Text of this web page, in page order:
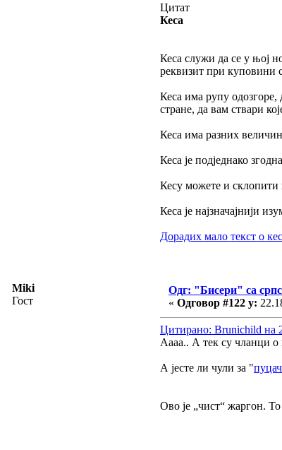
Цитат
Кеса
Кеса служи да се у њој
реквизит при куповини
Кеса има рупу
стране, да вам ствари
Кеса има разних
Кеса је подједнако
Кесу можете и склопити
Кеса је најзначајнији
Дорадих мало текст о
Miki
Гост
Одг: "Бисери" са
« Одговор #122 у:
Цитирано: Brunichild на
Аааа.. А тек су чланци о
А јесте ли чули за "
Ово је „чист“ жаргон.